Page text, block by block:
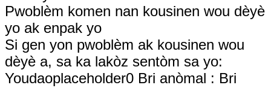
Pwoblèm komen nan kousinen wou dèyè
yo ak enpak yo
Si gen yon pwoblèm ak kousinen wou
dèyè a, sa ka lakòz sentòm sa yo:
Youdaoplaceholder0 Bri anòmal : Bri